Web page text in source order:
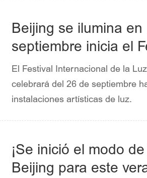
Beijing se ilumina
septiembre inicia el
Luz·Temporada de
El Festival Internacional de la
celebrará del 26 de septiembre
instalaciones artísticas de luz.
¡Se inició el modo
Beijing para este